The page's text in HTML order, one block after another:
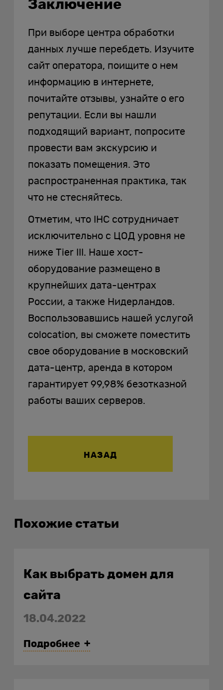
Заключение
При выборе центра обработки
данных лучше перебдеть. Изучите
сайт оператора, поищите о нем
информацию в интернете,
почитайте отзывы, узнайте о его
репутации. Если вы нашли
подходящий вариант, попросите
провести вам экскурсию и
показать помещения. Это
распространенная практика, так
что не стесняйтесь.
Отметим, что IHC сотрудничает
исключительно с ЦОД уровня не
ниже Tier III. Наше хост-
оборудование размещено в
крупнейших дата-центрах
России, а также Нидерландов.
Воспользовавшись нашей услугой
colocation, вы сможете поместить
свое оборудование в московский
дата-центр, аренда в котором
гарантирует 99,98% безотказной
работы ваших серверов.
НАЗАД
Похожие статьи
Как выбрать домен для
сайта
18.04.2022
Подробнее